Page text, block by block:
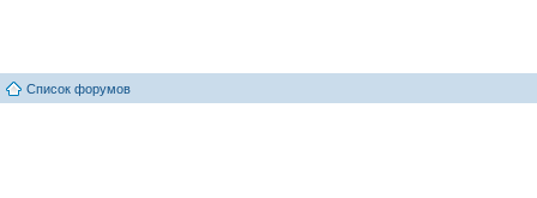
Список форумов